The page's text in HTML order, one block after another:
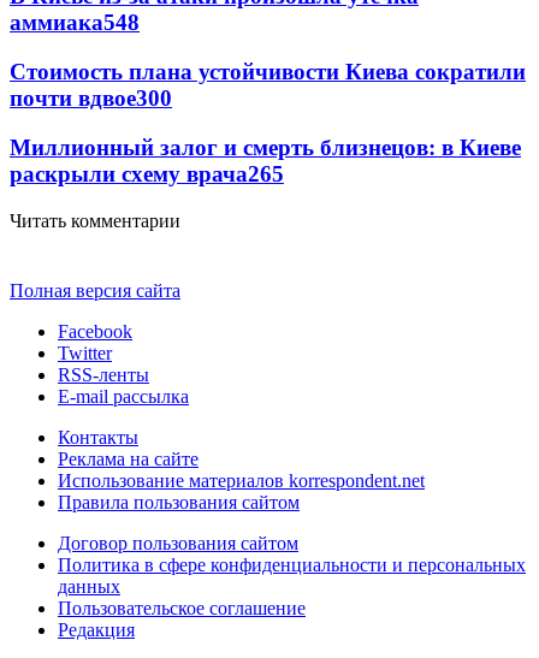
аммиака548
Стоимость плана устойчивости Киева сократили
почти вдвое300
Миллионный залог и смерть близнецов: в Киеве
раскрыли схему врача265
Читать комментарии
Полная версия сайта
Facebook
Twitter
RSS-ленты
E-mail рассылка
Контакты
Реклама на сайте
Использование материалов korrespondent.net
Правила пользования сайтом
Договор пользования сайтом
Политика в сфере конфиденциальности и персональных
данных
Пользовательское соглашение
Редакция